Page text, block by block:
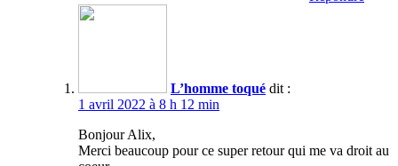
L’homme toqué dit :
1 avril 2022 à 8 h 12 min
Bonjour Alix,
Merci beaucoup pour ce super retour qui me va droit au